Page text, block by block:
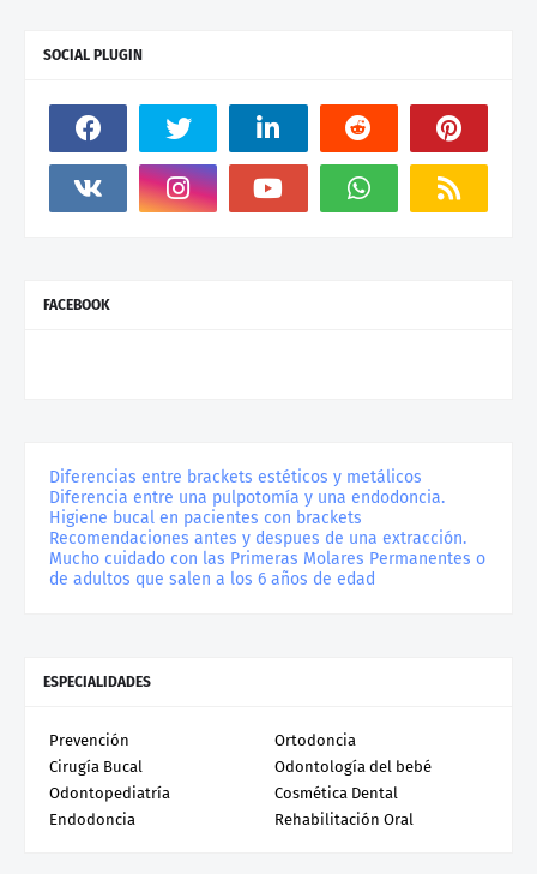
SOCIAL PLUGIN
FACEBOOK
Diferencias entre brackets estéticos y metálicos
Diferencia entre una pulpotomía y una endodoncia.
Higiene bucal en pacientes con brackets
Recomendaciones antes y despues de una extracción.
Mucho cuidado con las Primeras Molares Permanentes o
de adultos que salen a los 6 años de edad
ESPECIALIDADES
Prevención
Ortodoncia
Cirugía Bucal
Odontología del bebé
Odontopediatría
Cosmética Dental
Endodoncia
Rehabilitación Oral